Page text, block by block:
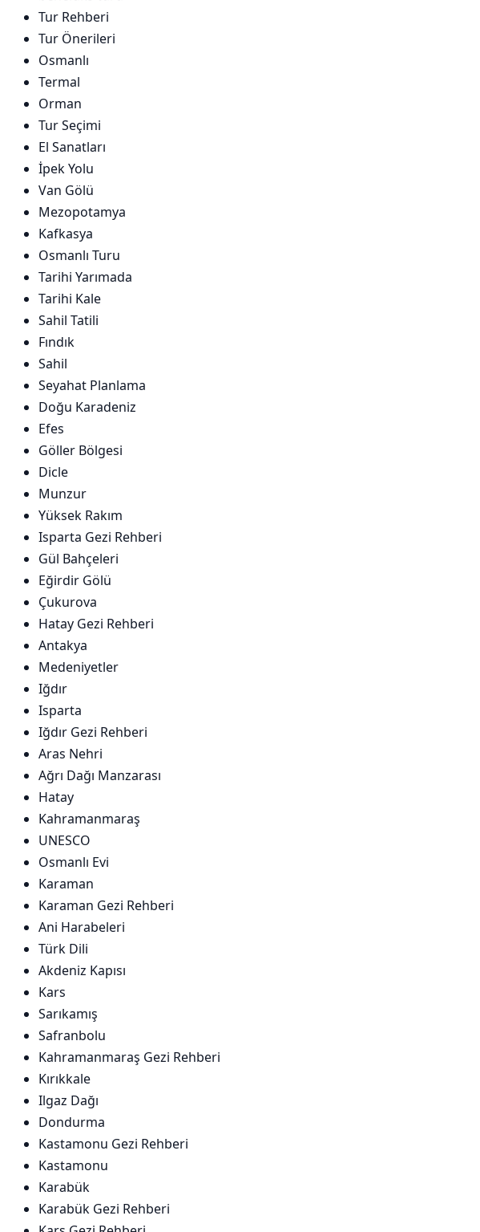
Tur Rehberi
Tur Önerileri
Osmanlı
Termal
Orman
Tur Seçimi
El Sanatları
İpek Yolu
Van Gölü
Mezopotamya
Kafkasya
Osmanlı Turu
Tarihi Yarımada
Tarihi Kale
Sahil Tatili
Fındık
Sahil
Seyahat Planlama
Doğu Karadeniz
Efes
Göller Bölgesi
Dicle
Munzur
Yüksek Rakım
Isparta Gezi Rehberi
Gül Bahçeleri
Eğirdir Gölü
Çukurova
Hatay Gezi Rehberi
Antakya
Medeniyetler
Iğdır
Isparta
Iğdır Gezi Rehberi
Aras Nehri
Ağrı Dağı Manzarası
Hatay
Kahramanmaraş
UNESCO
Osmanlı Evi
Karaman
Karaman Gezi Rehberi
Ani Harabeleri
Türk Dili
Akdeniz Kapısı
Kars
Sarıkamış
Safranbolu
Kahramanmaraş Gezi Rehberi
Kırıkkale
Ilgaz Dağı
Dondurma
Kastamonu Gezi Rehberi
Kastamonu
Karabük
Karabük Gezi Rehberi